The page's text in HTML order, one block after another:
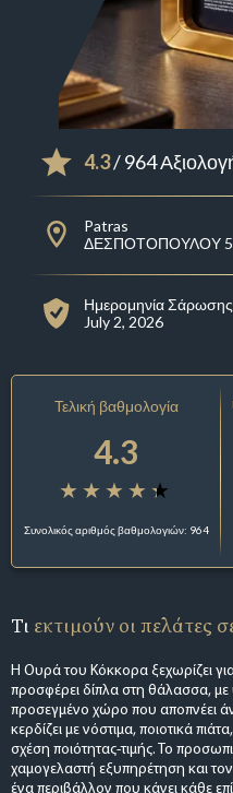
4.3/ 964
Patras
ΔΕΣΠΟΤΟΠΟΥΛΟΥ
Ημερομηνία
July 2, 2026
Τελική βαθμολογία
4.3
Συνολικός αριθμός βαθμολογιών: 964
Τι εκτιμούν οι πελάτες
Η Ουρά του Κόκκορα ξεχωρίζει
προσφέρει δίπλα στη θάλασσα,
προσεγμένο χώρο που αποπνέει
κερδίζει με νόστιμα, ποιοτικά
σχέση ποιότητας-τιμής. Το
χαμογελαστή εξυπηρέτηση και
ένα περιβάλλον που κάνει κάθε